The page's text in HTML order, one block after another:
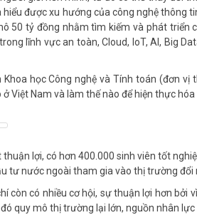
được xu hướng của công nghệ thông
50 tỷ đồng nhằm tìm kiếm và phát triển
lĩnh vực an toàn, Cloud, IoT, AI, Big
học Công nghệ và Tính toán (đơn vị
Việt Nam và làm thế nào để hiện thực
lợi, có hơn 400.000 sinh viên tốt
tư nước ngoài tham gia vào thị trường đổi
còn có nhiều cơ hội, sự thuận lợi hơn bởi
quy mô thị trường lại lớn, nguồn nhân lực